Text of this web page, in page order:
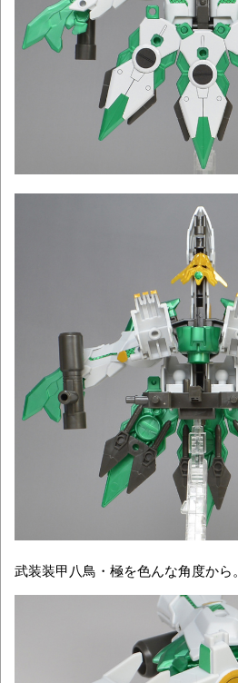
武装装甲八鳥・極を色んな角度から。